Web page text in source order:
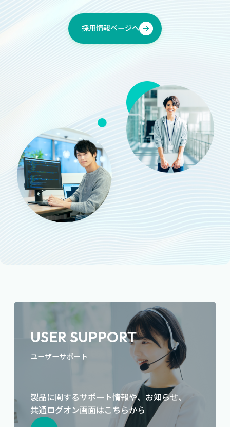
採用情報ページへ
USER SUPPORT
ユーザーサポート
製品に関するサポート情報や、お知らせ、
共通ログオン画面はこちらから